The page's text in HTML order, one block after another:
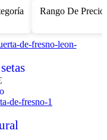
Rango De